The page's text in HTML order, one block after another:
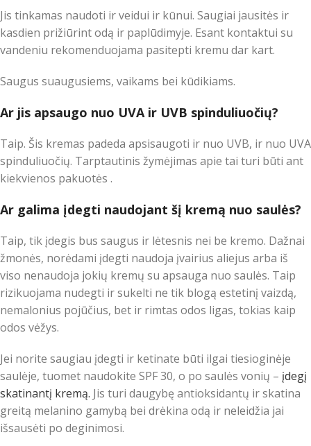
Jis tinkamas naudoti ir veidui ir kūnui. Saugiai jausitės ir
kasdien prižiūrint odą ir paplūdimyje. Esant kontaktui su
vandeniu rekomenduojama pasitepti kremu dar kart.
Saugus suaugusiems, vaikams bei kūdikiams.
Ar jis apsaugo nuo UVA ir UVB spinduliuočių?
Taip. Šis kremas padeda apsisaugoti ir nuo UVB, ir nuo UVA
spinduliuočių. Tarptautinis žymėjimas apie tai turi būti ant
kiekvienos pakuotės .
Ar galima įdegti naudojant šį kremą nuo saulės?
Taip, tik įdegis bus saugus ir lėtesnis nei be kremo. Dažnai
žmonės, norėdami įdegti naudoja įvairius aliejus arba iš
viso nenaudoja jokių kremų su apsauga nuo saulės. Taip
rizikuojama nudegti ir sukelti ne tik blogą estetinį vaizdą,
nemalonius pojūčius, bet ir rimtas odos ligas, tokias kaip
odos vėžys.
Jei norite saugiau įdegti ir ketinate būti ilgai tiesioginėje
saulėje, tuomet naudokite SPF 30, o po saulės vonių – įdegį
skatinantį kremą. Jis turi daugybę antioksidantų ir skatina
greitą melanino gamybą bei drėkina odą ir neleidžia jai
išsausėti po deginimosi.